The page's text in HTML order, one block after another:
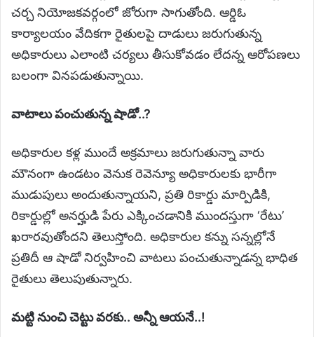
చర్చ నియోజకవర్గంలో జోరుగా సాగుతోంది. ఆర్డిఓ
కార్యాలయం వేదికగా రైతులపై దాడులు జరుగుతున్న
అధికారులు ఎలాంటి చర్యలు తీసుకోవడం లేదన్న ఆరోపణలు
బలంగా వినపడుతున్నాయి.
వాటాలు పంచుతున్న షాడో..?
అధికారుల కళ్ల ముందే అక్రమాలు జరుగుతున్నా వారు
మౌనంగా ఉండటం వెనుక రెవెన్యూ అధికారులకు భారీగా
ముడుపులు అందుతున్నాయని, ప్రతి రికార్డు మార్పిడికి,
రికార్డుల్లో అనర్హుడి పేరు ఎక్కించడానికి ముందస్తుగా ‘రేటు’
ఖరారవుతోందని తెలుస్తోంది. అధికారుల కన్ను సన్నల్లోనే
ప్రతిదీ ఆ షాడో నిర్వహించి వాటలు పంచుతున్నాడన్న భాధిత
రైతులు తెలుపుతున్నారు.
మట్టి నుంచి చెట్టు వరకు.. అన్నీ ఆయనే..!